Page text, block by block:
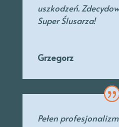
uszkodzeń.
Super Ślusarza!
Grzegorz
Pełen